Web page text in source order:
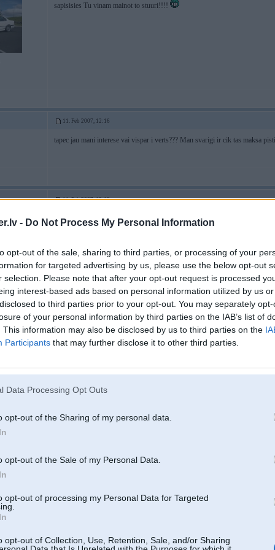
- Do Not Process My Personal Information
opt-out of the sale, sharing to third parties, or processing of your
for targeted advertising by us, please use the below opt-out
selection. Please note that after your opt-out request is processed
interest-based ads based on personal information utilized by us
to third parties prior to your opt-out. You may separately
of your personal information by third parties on the IAB’s list of
This information may also be disclosed by us to third parties on the
Participants that may further disclose it to other third parties.
Data Processing Opt Outs
opt-out of the Sharing of my personal data.
opt-out of the Sale of my Personal Data.
opt-out of processing my Personal Data for Targeted
opt-out of Collection, Use, Retention, Sale, and/or Sharing
sapisisies Tu vinam mainot to stuuri!!!!
11. Feb 2007, 12:16
tapec jau mani interese vai vispar i verts??? Man svarigi ir cik tas maksa
11. Feb 2007, 12:19
verts ir tikai tada gadijuma ja Pajero ir EVO
darijis to nesu,bet esu redzejis ka dzeki to dara un parak apmierinati
vajag tadu pasu donoru!!!Taas ir manas domas,nu bet viss atkariigs pa cik
11. Feb 2007, 12:22
11. Feb 2007, 12:26